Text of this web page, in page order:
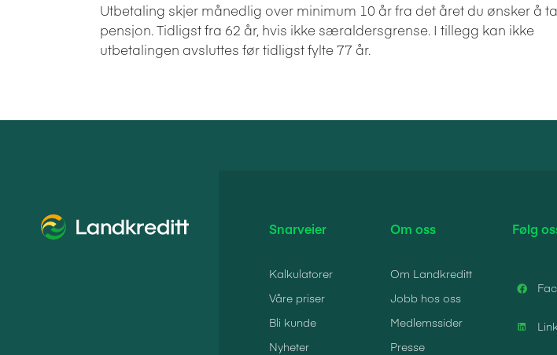
Utbetaling skjer månedlig over minimum 10 år fra det året du ønsker å
pensjon. Tidligst fra 62 år, hvis ikke særaldersgrense. I tillegg kan ikke
utbetalingen avsluttes før tidligst fylte 77 år.
Snarveier
Kalkulatorer
Våre priser
Bli kunde
Nyheter
Om oss
Om Landkreditt
Jobb hos oss
Medlemssider
Presse
Følg